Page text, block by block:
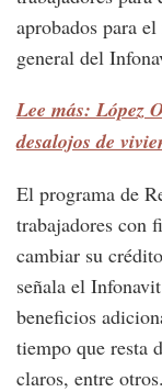
aprobados para
general del
Lee más: López
desalojos de
El programa de
trabajadores con
cambiar su
señala el
beneficios
tiempo que resta
claros, entre